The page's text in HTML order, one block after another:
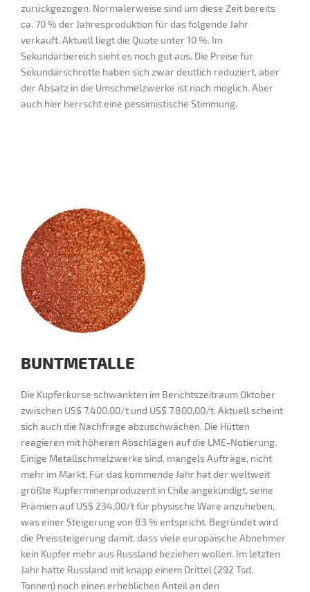
zurückgezogen. Normalerweise sind um diese Zeit bereits
ca. 70 % der Jahresproduktion für das folgende Jahr
verkauft. Aktuell liegt die Quote unter 10 %. Im
Sekundärbereich sieht es noch gut aus. Die Preise für
Sekundärschrotte haben sich zwar deutlich reduziert, aber
der Absatz in die Umschmelzwerke ist noch möglich. Aber
auch hier herrscht eine pessimistische Stimmung.
BUNTMETALLE
Die Kupferkurse schwankten im Berichtszeitraum Oktober
zwischen US$ 7.400,00/t und US$ 7.800,00/t. Aktuell scheint
sich auch die Nachfrage abzuschwächen. Die Hütten
reagieren mit höheren Abschlägen auf die LME-Notierung.
Einige Metallschmelzwerke sind, mangels Aufträge, nicht
mehr im Markt. Für das kommende Jahr hat der weltweit
größte Kupferminenproduzent in Chile angekündigt, seine
Prämien auf US$ 234,00/t für physische Ware anzuheben,
was einer Steigerung von 83 % entspricht. Begründet wird
die Preissteigerung damit, dass viele europäische Abnehmer
kein Kupfer mehr aus Russland beziehen wollen. Im letzten
Jahr hatte Russland mit knapp einem Drittel (292 Tsd.
Tonnen) noch einen erheblichen Anteil an den